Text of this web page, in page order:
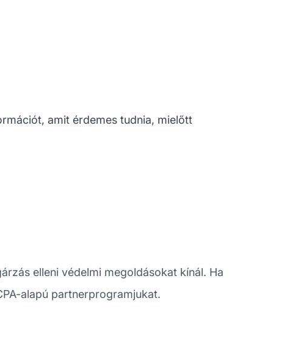
amit érdemes tudnia, mielőtt
elleni védelmi megoldásokat kínál. Ha
alapú partnerprogramjukat.